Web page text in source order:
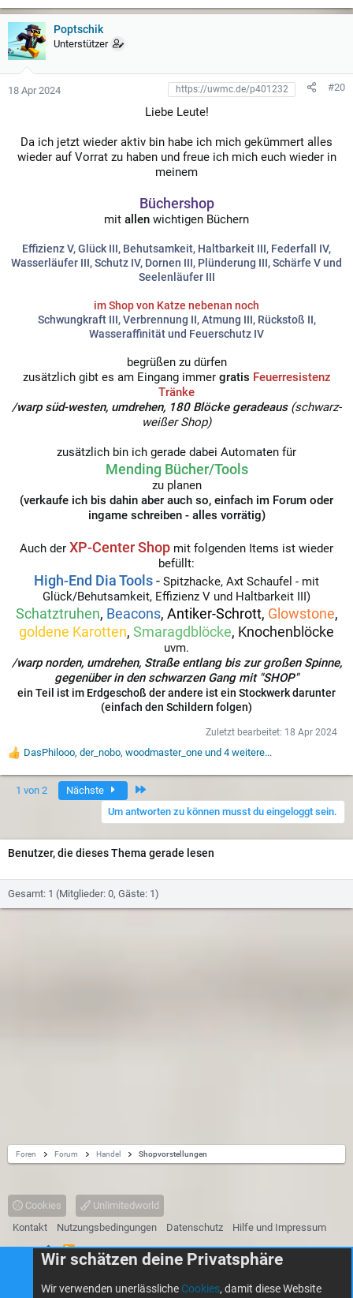
Poptschik
Unterstützer
18 Apr 2024 #20
Liebe Leute!
Da ich jetzt wieder aktiv bin habe ich mich gekümmert alles
wieder auf Vorrat zu haben und freue ich mich euch wieder in
meinem
Büchershop
mit allen wichtigen Büchern
Effizienz V,Glück III, Behutsamkeit, Haltbarkeit III, Federfall IV,
Wasserläufer III, Schutz IV, Dornen III, Plünderung III, Schärfe V und
Seelenläufer III
im Shop von Katze nebenan noch
Schwungkraft III, Verbrennung II, Atmung III, Rückstoß II,
Wasseraffinität und Feuerschutz IV
begrüßen zu dürfen
zusätzlich gibt es am Eingang immer gratis Feuerresistenz
Tränke
/warp süd-westen, umdrehen, 180 Blöcke geradeaus (schwarz-
weißer Shop)
zusätzlich bin ich gerade dabei Automaten für
Mending Bücher/Tools
zu planen
(verkaufe ich bis dahin aber auch so, einfach im Forum oder
ingame schreiben - alles vorrätig)
Auch der XP-Center Shop mit folgenden Items ist wieder
befüllt:
High-End Dia Tools- Spitzhacke, Axt Schaufel - mit
Glück/Behutsamkeit, Effizienz V und Haltbarkeit III)
Schatztruhen, Beacons, Antiker-Schrott, Glowstone,
goldene Karotten, Smaragdblöcke, Knochenblöcke
uvm.
/warp norden, umdrehen, Straße entlang bis zur großen Spinne,
gegenüber in den schwarzen Gang mit "SHOP"
ein Teil ist im Erdgeschoß der andere ist ein Stockwerk darunter
(einfach den Schildern folgen)
Zuletzt bearbeitet: 18 Apr 2024
W
n
DasPhilooo, der_nobo, woodmaster_one und 4 weitere...
1 von 2 Nächste
Um antworten zu können musst du eingeloggt sein.
Benutzer, die dieses Thema gerade lesen
Gesamt: 1 (Mitglieder: 0, Gäste: 1)
Foren Forum Handel Shopvorstellungen
Cookies
Unlimitedworld
Kontakt
Nutzungsbedingungen Datenschutz
Hilfe und Impressum
Start
R
S
Some of the add-ons on this site are powered by XenConcept™©2017-2026
Wir schätzen deine Privatsphäre
Wir verwenden unerlässliche Cookies, damit diese Website